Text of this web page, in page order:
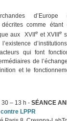
comme
aux XVII e et XVIIIe
qui font
de
et le
30 – 13 h - SÉANCE
contre LPPR